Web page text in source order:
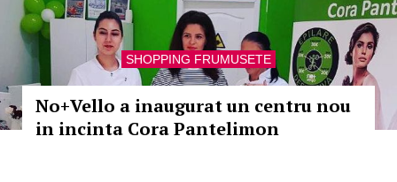
SHOPPING FRUMUSETE
No+Vello a inaugurat un centru nou
in incinta Cora Pantelimon